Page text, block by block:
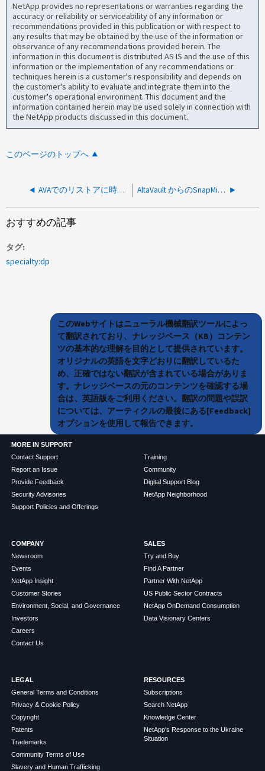
NetApp provides no representations or warranties regarding the
accuracy or reliability or serviceability of any information or
recommendations provided in this publication or with respect to
any results that may be obtained by the use of the information or
observance of any recommendations provided herein. The
information in this document is distributed AS IS and the use of this
information or the implementation of any recommendations or
techniques herein is a customer's responsibility and depends on
the customer's ability to evaluate and integrate them into the
customer's operational environment. This document and the
information contained herein may be used solely in connection with
the NetApp products discussed in this document.
このページのトップへ
AVAでのリストアに時間がかかり、CPU利用率が高い AltaVault からのSnapMirrorリストアを開始できませんでした-タイムアウトしました
おすすめの記事
タグ
specialty:dp
このWebサイトはニューラル機械翻訳ツールによっ
て翻訳されており、ナレッジベース（KB）コンテン
ツの基本的な理解を目的として提供されています。
オリジナルの英語を文字どおりに翻訳しているた
め、正確ではない翻訳が含まれている場合がありま
す。ナレッジベースの元のコンテンツを確認する場
合は、英語版をご利用ください。翻訳の問題や誤訳
については、アーティクルの最後にある[Feedback]
オプションを使用して報告できます。
MORE IN SUPPORT
Contact Support
Report an Issue
Provide Feedback
Security Advisories
Support Policies and Offerings
Training
Community
Digital Support Blog
NetApp Neighborhood
COMPANY
Newsroom
Events
NetApp Insight
Customer Stories
Environment, Social, and Governance
Investors
Careers
Contact Us
SALES
Try and Buy
Find A Partner
Partner With NetApp
US Public Sector Contracts
NetApp OnDemand Consumption
Data Visionary Centers
LEGAL
General Terms and Conditions
Privacy & Cookie Policy
Copyright
Patents
Trademarks
Community Terms of Use
Slavery and Human Trafficking
RESOURCES
Subscriptions
Search NetApp
Knowledge Center
NetApp's Response to the Ukraine
Situation